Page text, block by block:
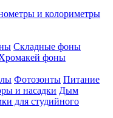
и колориметры
Складные фоны
фоны
Фотозонты Питание
и насадки Дым
для студийного